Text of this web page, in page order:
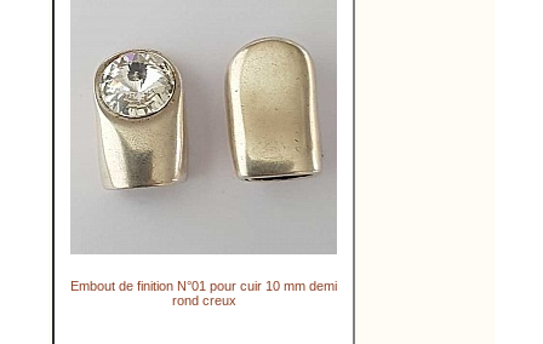
Embout de finition N°01 pour cuir 10 mm demi
rond creux